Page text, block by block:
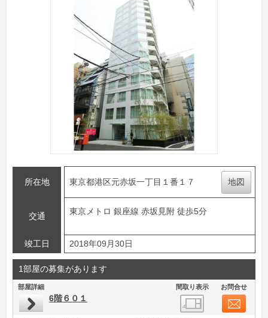
所在地 東京都港区元赤坂一丁目１番１７ 地図
交通
東京メトロ 銀座線 赤坂見附 徒歩5分
竣工日 2018年09月30日
1部屋の募集があります
部屋詳細 間取り表示 お問合せ
6階６０１